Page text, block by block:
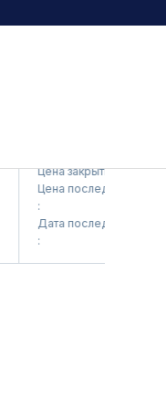
Цена закрытия :
Цена последний сделки
Дата последней сделки